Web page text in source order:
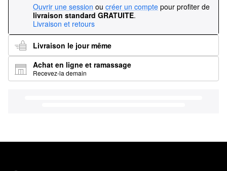
Ouvrir une session ou créer un compte pour profiter de
livraison standard GRATUITE.
Livraison et retours
Livraison le jour même
Achat en ligne et ramassage
Recevez-la demain